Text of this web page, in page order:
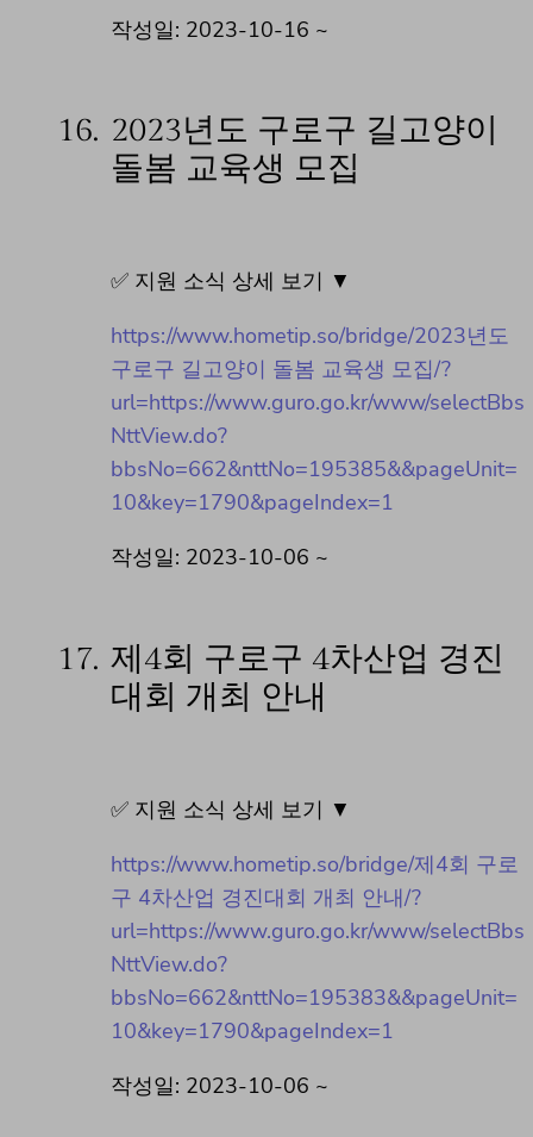
작성일: 2023-10-16 ~
16. 2023년도 구로구 길고양이
돌봄 교육생 모집
✅ 지원 소식 상세 보기 ▼
https://www.hometip.so/bridge/2023년도
구로구 길고양이 돌봄 교육생 모집/?
url=https://www.guro.go.kr/www/selectBbs
NttView.do?
bbsNo=662&nttNo=195385&&pageUnit=
10&key=1790&pageIndex=1
작성일: 2023-10-06 ~
17. 제4회 구로구 4차산업 경진
대회 개최 안내
✅ 지원 소식 상세 보기 ▼
https://www.hometip.so/bridge/제4회 구로
구 4차산업 경진대회 개최 안내/?
url=https://www.guro.go.kr/www/selectBbs
NttView.do?
bbsNo=662&nttNo=195383&&pageUnit=
10&key=1790&pageIndex=1
작성일: 2023-10-06 ~